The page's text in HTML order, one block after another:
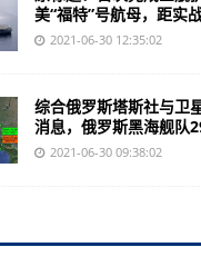
“海上微风2021”演习开始
俄国防部公布视频：荷兰
现场实拍！胡塞武装坐着
美“福特”号航母，距实
2021-06-30 12:35:02
综合俄罗斯塔斯社与卫
消息，俄罗斯黑海舰队
2021-06-30 09:38:02